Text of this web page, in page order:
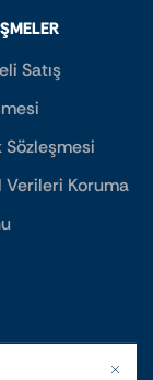
Satış
Sözleşmesi
Verileri Koruma